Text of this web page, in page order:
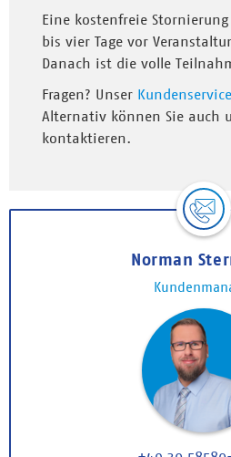
Eine kostenfreie
bis vier Tage vor
Danach ist die volle
Fragen? Unser Kundenservice
Alternativ können Sie auch
kontaktieren.
Norman